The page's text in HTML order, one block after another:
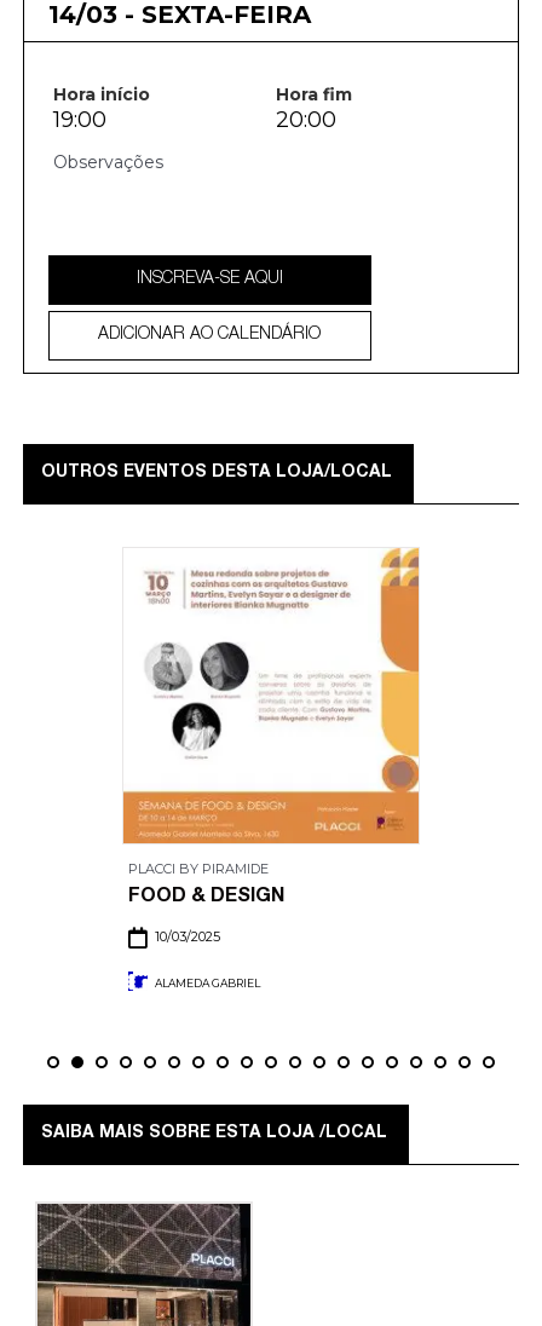
14/03 - SEXTA-FEIRA
Hora início Hora fim
19:00 20:00
INSCREVA-SE AQUI
ADICIONAR AO CALENDÁRIO
OUTROS EVENTOS DESTA LOJA/LOCAL
PLACCI BY PIRAMIDE
FOOD & DESIGN
10/03/2025
ALAMEDA GABRIEL
SAIBA MAIS SOBRE ESTA LOJA /LOCAL